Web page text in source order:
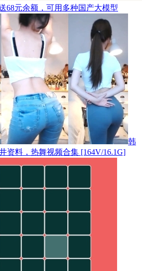
68元余额，可用多种国产大模型
韩
资料，热舞视频合集 [164V/16.1G]